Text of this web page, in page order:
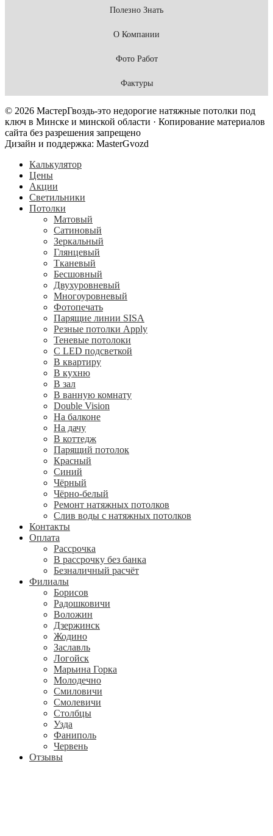
Полезно Знать
О Компании
Фото Работ
Фактуры
© 2026 МастерГвоздь-это недорогие натяжные потолки под
ключ в Минске и минской области · Копирование материалов
сайта без разрешения запрещено
Дизайн и поддержка: MasterGvozd
Калькулятор
Цены
Акции
Светильники
Потолки
Матовый
Сатиновый
Зеркальный
Глянцевый
Тканевый
Бесшовный
Двухуровневый
Многоуровневый
Фотопечать
Парящие линии SISA
Резные потолки Apply
Теневые потолоки
С LED подсветкой
В квартиру
В кухню
В зал
В ванную комнату
Double Vision
На балконе
На дачу
В коттедж
Парящий потолок
Красный
Синий
Чёрный
Чёрно-белый
Ремонт натяжных потолков
Слив воды с натяжных потолков
Контакты
Оплата
Рассрочка
В рассрочку без банка
Безналичный расчёт
Филиалы
Борисов
Радошковичи
Воложин
Дзержинск
Жодино
Заславль
Логойск
Марьина Горка
Молодечно
Смиловичи
Смолевичи
Столбцы
Узда
Фаниполь
Червень
Отзывы